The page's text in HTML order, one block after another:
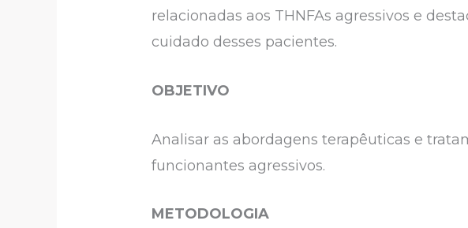
relacionadas aos THNFAs agressivos e
cuidado desses pacientes.
OBJETIVO
Analisar as abordagens terapêuticas e
funcionantes agressivos.
METODOLOGIA